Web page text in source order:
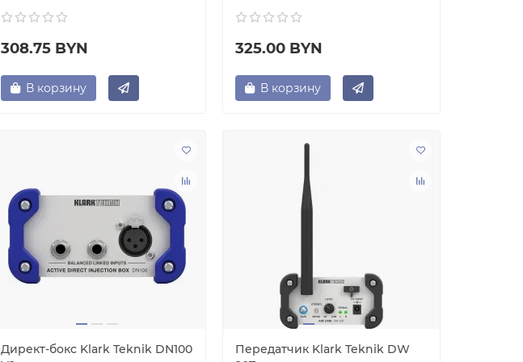
308.75 BYN
В корзину
325.00 BYN
В корзину
Директ-бокс Klark Teknik DN100
Передатчик Klark Teknik DW